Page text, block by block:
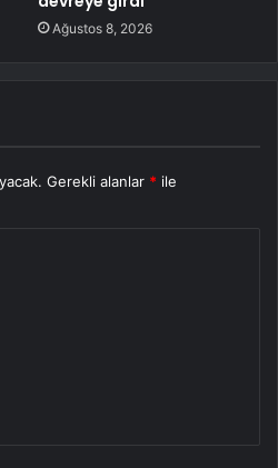
Ağustos 8, 2026
Gerekli alanlar * ile